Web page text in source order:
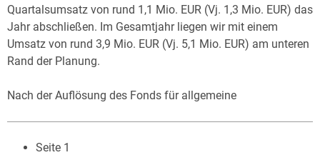
Quartalsumsatz von rund 1,1 Mio. EUR (Vj. 1,3 Mio. EUR) das
Jahr abschließen. Im Gesamtjahr liegen wir mit einem
Umsatz von rund 3,9 Mio. EUR (Vj. 5,1 Mio. EUR) am unteren
Rand der Planung.
Nach der Auflösung des Fonds für allgemeine
Seite 1